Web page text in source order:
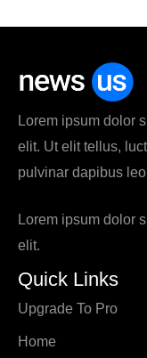
Lorem ipsum dolor
elit. Ut elit tellus,
pulvinar dapibus
Lorem ipsum dolor
elit.
Quick Links
Upgrade To Pro
Home